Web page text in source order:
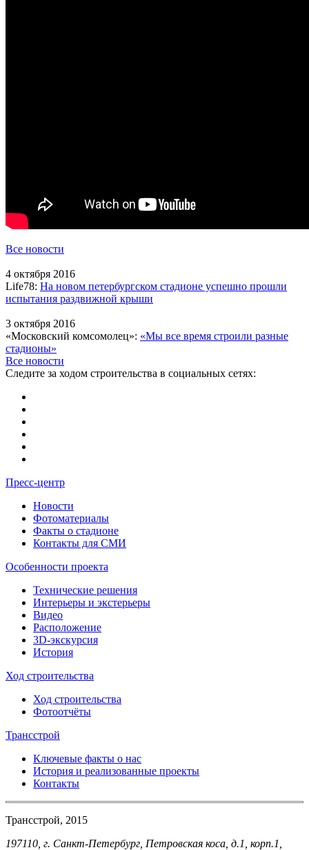
Все новости
4 октября 2016
Life78: На новом петербургском стадионе успешно прошли
испытания раздвижной крыши
3 октября 2016
«Московский комсомолец»: «Мы все время строили разные
стадионы»
Все новости
Следите за ходом строительства в социальных сетях:
Пресс-центр
Новости
Фотоматериалы
Факты о стадионе
Контакты для СМИ
Особенности проекта
Технические решения
Интерьеры и экстерьеры
Видео
Расположение
3D-экскурсия
История
Ход строительства
Ход строительства
Фотоотчёты
Трансстрой
Ключевые факты о нас
История и реализованные проекты
Контакты
Трансстрой, 2015
197110, г. Санкт-Петербург, Петровская коса, д.1, корп.1,